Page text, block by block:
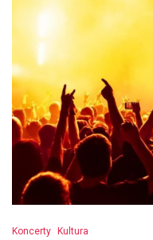
Koncerty Kultura